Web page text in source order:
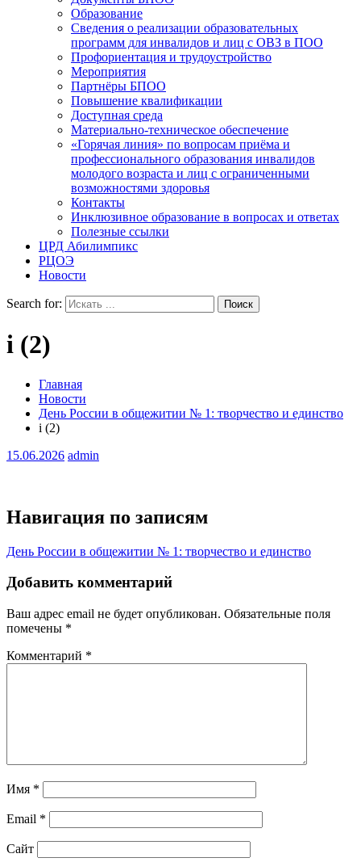
Образование
Сведения о реализации образовательных
программ для инвалидов и лиц с ОВЗ в ПОО
Профориентация и трудоустройство
Мероприятия
Партнёры БПОО
Повышение квалификации
Доступная среда
Материально-техническое обеспечение
«Горячая линия» по вопросам приёма и
профессионального образования инвалидов
молодого возраста и лиц с ограниченными
возможностями здоровья
Контакты
Инклюзивное образование в вопросах и ответах
Полезные ссылки
ЦРД Абилимпикс
РЦОЭ
Новости
Search for:
i (2)
Главная
Новости
День России в общежитии № 1: творчество и единство
i (2)
15.06.2026 admin
Навигация по записям
День России в общежитии № 1: творчество и единство
Добавить комментарий
Ваш адрес email не будет опубликован. Обязательные поля
помечены *
Комментарий *
Имя *
Email *
Сайт